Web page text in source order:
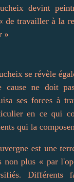
devint
travailler à la
»
se révèle
cause ne doit
ses forces à
en ce qui
qui la
est une
plus « par
Différents